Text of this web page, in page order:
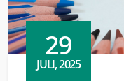
29
JULI, 2025